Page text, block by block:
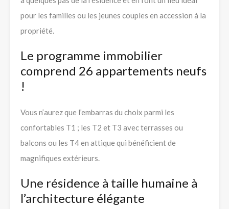
pour les familles ou les jeunes couples en accession à la
propriété.
Le programme immobilier
comprend 26 appartements neufs
!
Vous n’aurez que l’embarras du choix parmi les
confortables T1 ; les T2 et T3 avec terrasses ou
balcons ou les T4 en attique qui bénéficient de
magnifiques extérieurs.
Une résidence à taille humaine à
l’architecture élégante